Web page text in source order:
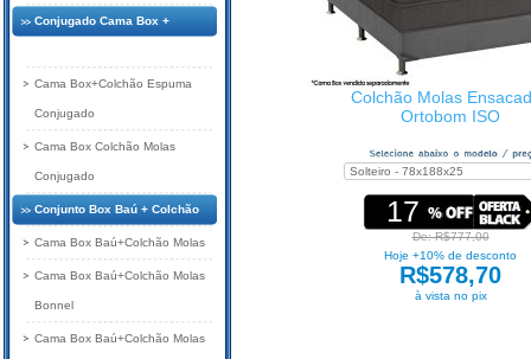
Colchão Molas
Ortobom ISO
17
De: R$777,00
Hoje +10% de desconto
R$578,70
à vista no pix
Conjugado Cama Box +
Cama Box+Colchão Espuma
Conjugado
Cama Box Colchão Molas
Conjugado
Conjunto Box Baú + Colchão
Cama Box Baú+Colchão Molas
Cama Box Baú+Colchão Molas
Bonnel
Cama Box Baú+Colchão Molas